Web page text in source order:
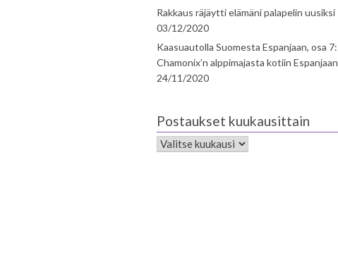
Rakkaus räjäytti elämäni palapelin uusiksi
03/12/2020
Kaasuautolla Suomesta Espanjaan, osa 7:
Chamonix’n alppimajasta kotiin Espanjaan
24/11/2020
Postaukset kuukausittain